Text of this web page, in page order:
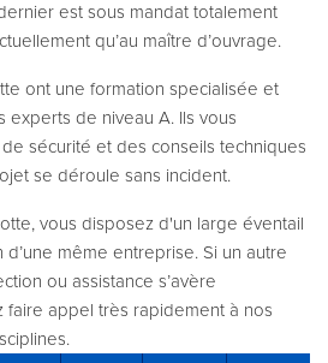
est sous mandat totalement
qu’au maître d’ouvrage.
ont une formation specialisée et
experts de niveau A. Ils vous
sécurité et des conseils techniques
se déroule sans incident.
vous disposez d'un large éventail
même entreprise. Si un autre
ou assistance s’avère
faire appel très rapidement à nos